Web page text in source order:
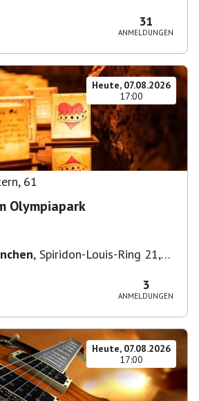
31
ANMELDUNGEN
Heute, 07.08.2026
17:00
, 61
Olympiapark
, Spiridon-Louis-Ring 21,
3
ANMELDUNGEN
Heute, 07.08.2026
17:00